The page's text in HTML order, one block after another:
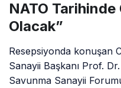
NATO
Olacak”
Resepsiyonda konuşan
Sanayii Başkanı Prof.
Savunma Sanayii